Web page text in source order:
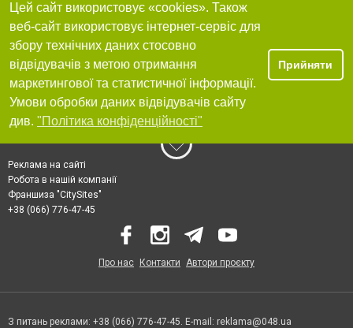
Цей сайт використовує «cookies». Також
веб-сайт використовує інтернет-сервіс для
збору технічних даних стосовно
відвідувачів з метою отримання
маркетингової та статистичної інформації.
Умови обробки даних відвідувачів сайту
див. "Політика конфіденційності"
Прийняти
Реклама на сайті
Робота в нашій компанії
Франшиза "CitySites"
+38 (066) 776-47-45
Про нас Контакти Автори проєкту
З питань реклами: +38 (066) 776-47-45. E-mail: reklama@048.ua